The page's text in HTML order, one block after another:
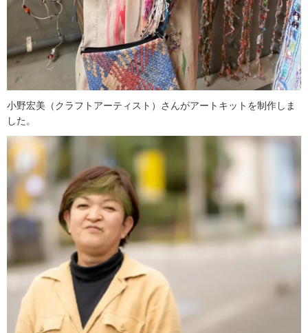
小野宏美（クラフトアーティスト）さんがアートキットを制作しま
した。